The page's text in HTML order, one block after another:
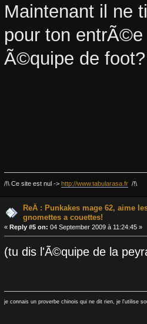
Maintenant il ne
pour ton
Ã©quipe de
/!\ Ce site est nul -> http://www.tabularasa.fr/!\
ReÂ : Punkakes mage 62, aime
gnomettes a couettes!
« Reply #5 on: 04 September 2009 à 11:24:45 »
(tu dis l'Ã©quipe de la
je connais un proverbe chinois qui ne dit rien, je l'utilise